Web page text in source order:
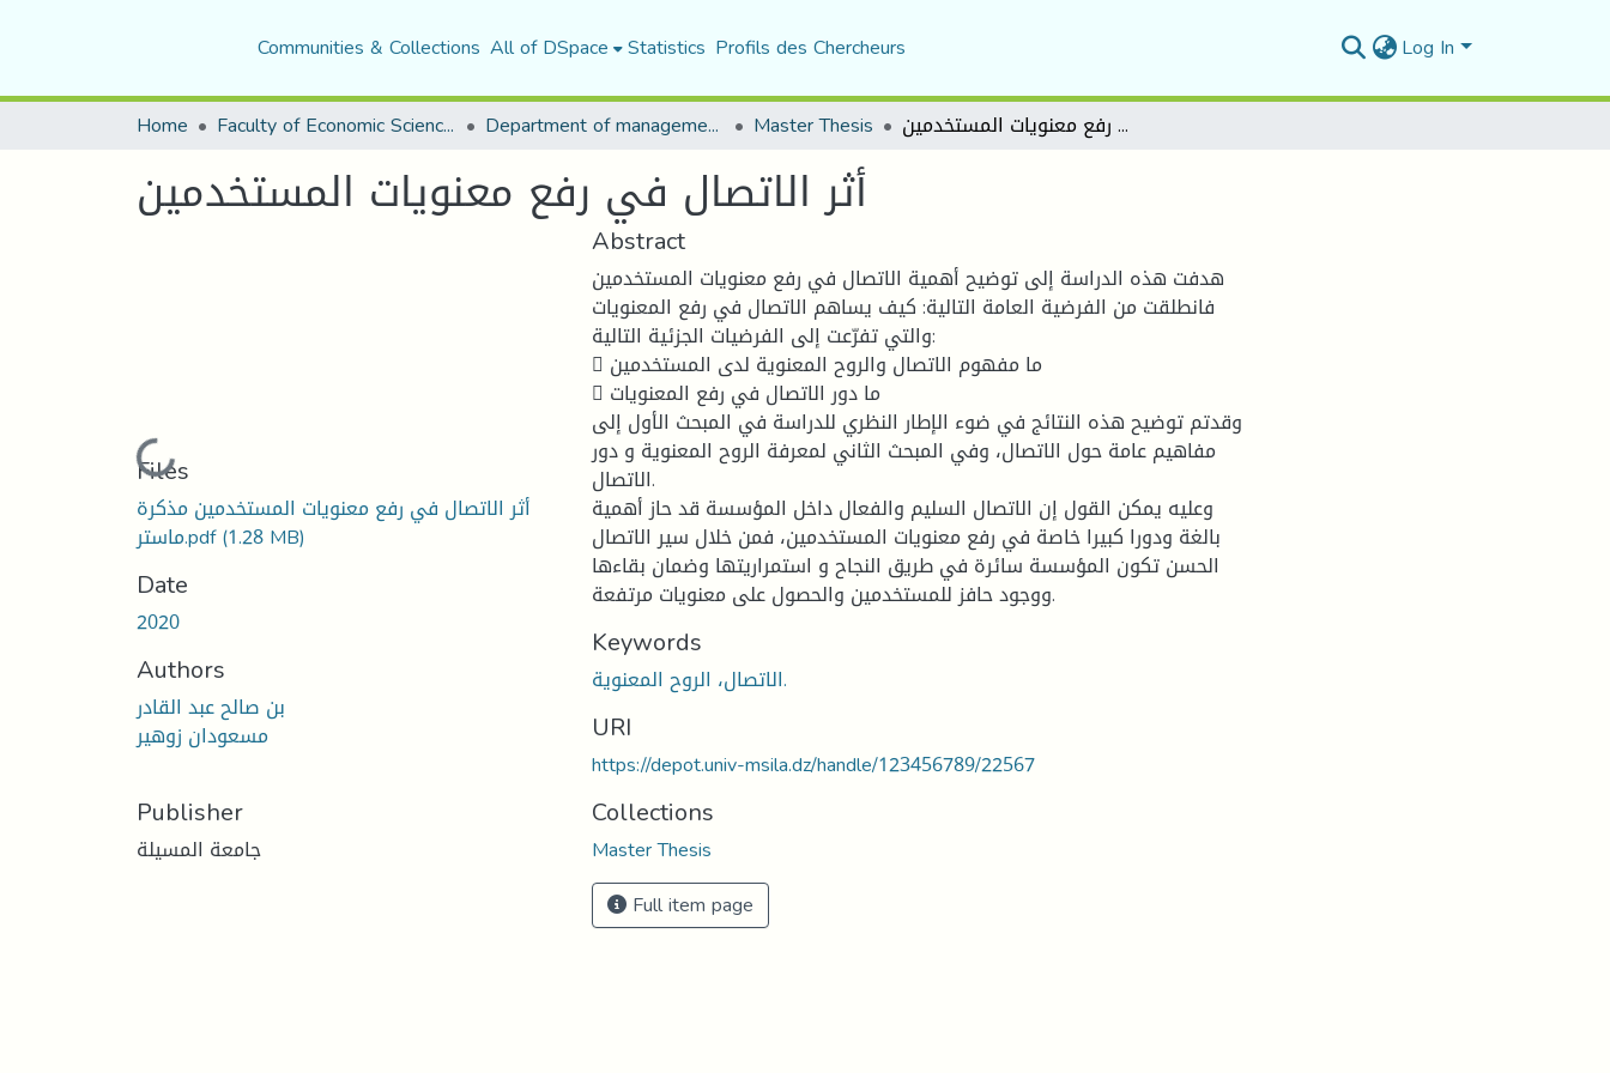
Communities & Collections All of DSpace Statistics Profils des Chercheurs Log In
Home Faculty of Economic Sciences, Commerce and Management Sciences Department of management sciences Master Thesis أثر الاتصال في رفع معنويات المستخدمين
أثر الاتصال في رفع معنويات المستخدمين
Loading...
Files
أثر الاتصال في رفع معنويات المستخدمين مذكرة
ماستر.pdf(1.28 MB)
Date
2020
Authors
بن صالح عبد القادر
مسعودان زوهير
Publisher
جامعة المسيلة
Abstract
هدفت هذه الدراسة إلى توضيح أهمية الاتصال في رفع معنويات المستخدمين
فانطلقت من الفرضية العامة التالية: كيف يساهم الاتصال في رفع المعنويات
والتي تفرّعت إلى الفرضيات الجزئية التالية:
 ما مفهوم الاتصال والروح المعنوية لدى المستخدمين
 ما دور الاتصال في رفع المعنويات
وقدتم توضيح هذه النتائج في ضوء الإطار النظري للدراسة في المبحث الأول إلى
مفاهيم عامة حول الاتصال، وفي المبحث الثاني لمعرفة الروح المعنوية و دور
الاتصال.
وعليه يمكن القول إن الاتصال السليم والفعال داخل المؤسسة قد حاز أهمية
بالغة ودورا كبيرا خاصة في رفع معنويات المستخدمين، فمن خلال سير الاتصال
الحسن تكون المؤسسة سائرة في طريق النجاح و استمراريتها وضمان بقاءها
ووجود حافز للمستخدمين والحصول على معنويات مرتفعة.
Keywords
الاتصال، الروح المعنوية.
URI
https://depot.univ-msila.dz/handle/123456789/22567
Collections
Master Thesis
Full item page